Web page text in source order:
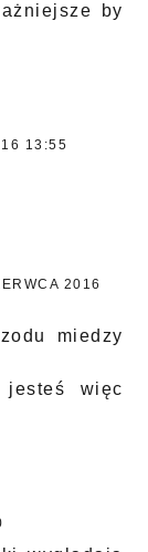
by
13:55
2016
miedzy
więc